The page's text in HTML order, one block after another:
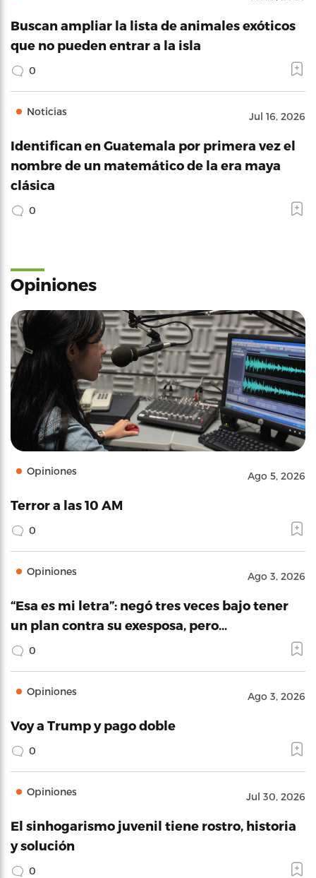
Buscan ampliar la lista de animales exóticos
que no pueden entrar a la isla
0
Noticias Jul 16, 2026
Identifican en Guatemala por primera vez el
nombre de un matemático de la era maya
clásica
0
Opiniones
Opiniones Ago 5, 2026
Terror a las 10 AM
0
Opiniones Ago 3, 2026
“Esa es mi letra”: negó tres veces bajo tener
un plan contra su exesposa, pero…
0
Opiniones Ago 3, 2026
Voy a Trump y pago doble
0
Opiniones Jul 30, 2026
El sinhogarismo juvenil tiene rostro, historia
y solución
0